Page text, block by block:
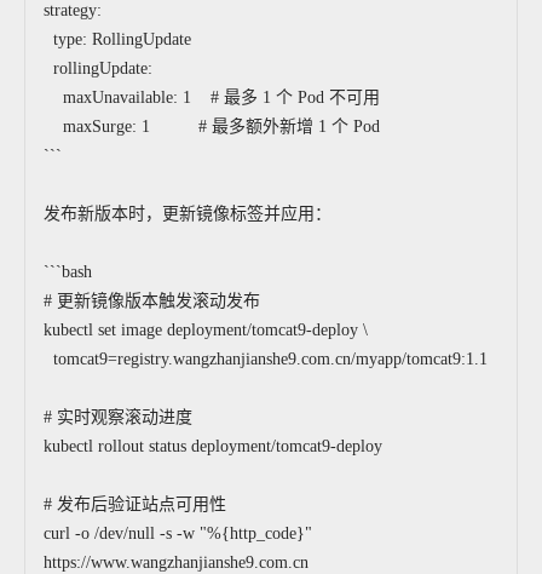
strategy:
type: RollingUpdate
rollingUpdate:
maxUnavailable: 1 # 最多 1 个 Pod 不可用
maxSurge: 1 # 最多额外新增 1 个 Pod
```
发布新版本时，更新镜像标签并应用：
```bash
# 更新镜像版本触发滚动发布
kubectl set image deployment/tomcat9-deploy \
tomcat9=registry.wangzhanjianshe9.com.cn/myapp/tomcat9:1.1
# 实时观察滚动进度
kubectl rollout status deployment/tomcat9-deploy
# 发布后验证站点可用性
curl -o /dev/null -s -w "%{http_code}"
https://www.wangzhanjianshe9.com.cn